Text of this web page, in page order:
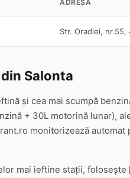
ADRESĂ
Str. Oradiei, nr.55,
Salonta
și cea mai scumpă
+ 30L motorină lunar),
monitorizează
mai ieftine stații, folosește